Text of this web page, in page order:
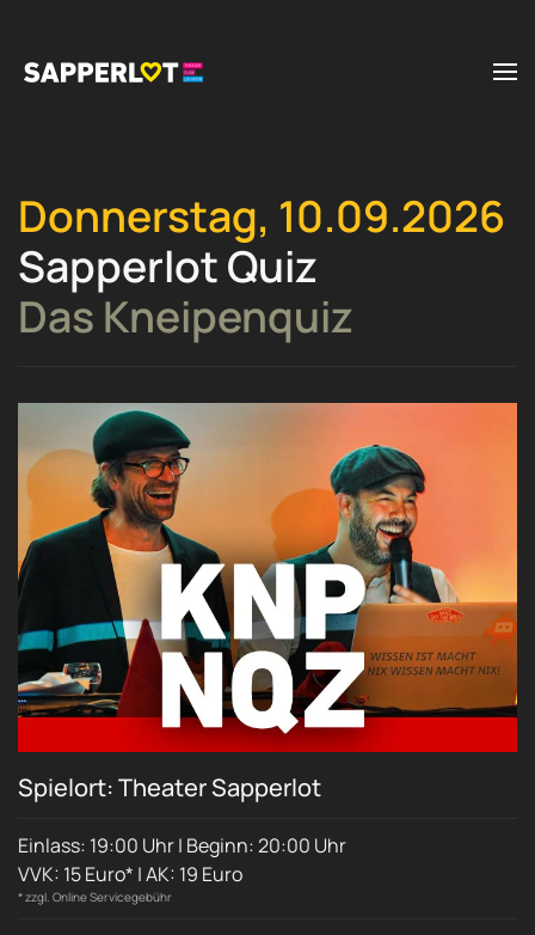
Zum Hauptinhalt springen
Donnerstag, 10.09.2026
Sapperlot Quiz
Das Kneipenquiz
Spielort: Theater Sapperlot
Einlass: 19:00 Uhr | Beginn: 20:00 Uhr
VVK: 15 Euro* | AK: 19 Euro
* zzgl. Online Servicegebühr